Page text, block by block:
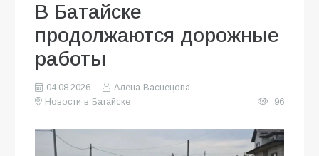
В Батайске
продолжаются дорожные
работы
04.08.2026
Алена Васнецова
Новости в Батайске
96